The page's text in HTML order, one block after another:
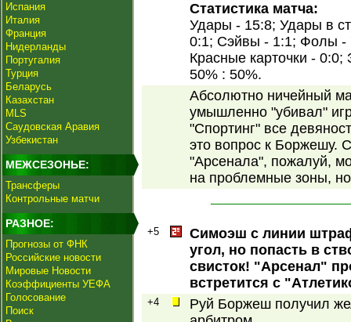
Испания
Италия
Франция
Нидерланды
Португалия
Турция
Беларусь
Казахстан
MLS
Саудовская Аравия
Узбекистан
МЕЖСЕЗОНЬЕ:
Трансферы
Контрольные матчи
РАЗНОЕ:
Прогнозы от ФНК
Российские новости
Мировые Новости
Коэффициенты УЕФА
Голосование
Поиск
Статистика матча:
Удары - 15:8; Удары в
0:1; Сэйвы - 1:1; Фолы -
Красные карточки -
50% : 50%.
Абсолютно ничейный
умышленно "убивал"
"Спортинг" все
это вопрос к Боржешу.
"Арсенала", пожалуй,
на проблемные зоны,
+5
Симоэш с линии
угол, но попасть в
свисток! "Арсенал"
встретится с
+4
Руй Боржеш получил